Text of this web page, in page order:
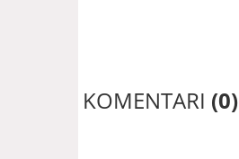
KOMENTARI (0)